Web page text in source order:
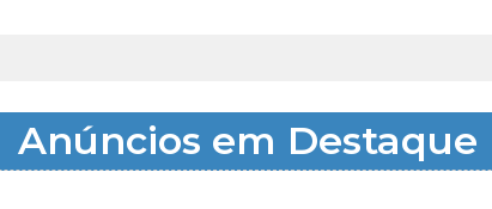
Anúncios em Destaque